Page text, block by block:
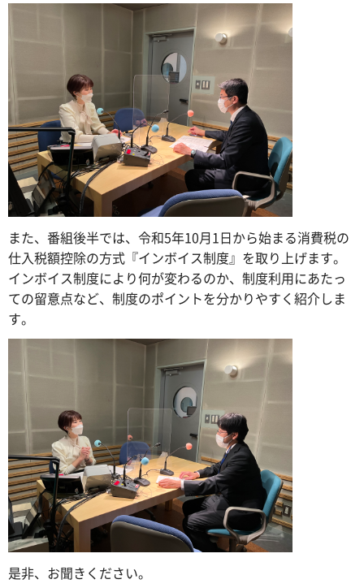
また、番組後半では、令和5年10月1日から始まる消費税の
仕入税額控除の方式『インボイス制度』を取り上げます。
インボイス制度により何が変わるのか、制度利用にあたっ
ての留意点など、制度のポイントを分かりやすく紹介しま
す。
是非、お聞きください。